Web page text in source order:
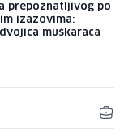
prepoznatljivog po
izazovima:
muškaraca